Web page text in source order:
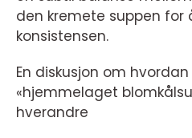
den kremete suppen for
konsistensen.
En diskusjon om
«hjemmelaget
hverandre